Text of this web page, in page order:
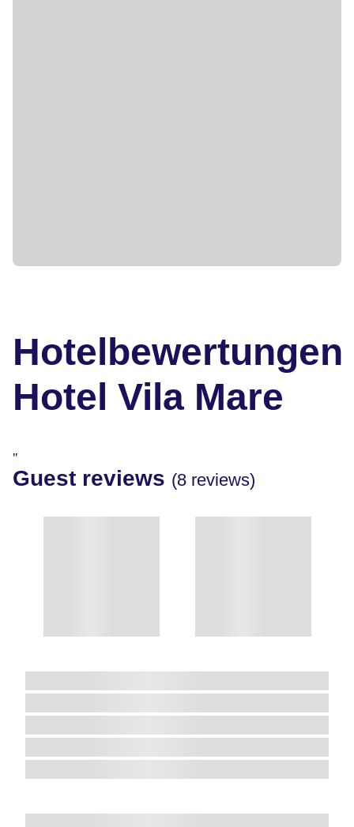
Hotelbewertungen
Hotel Vila Mare
"
Guest reviews (8 reviews)